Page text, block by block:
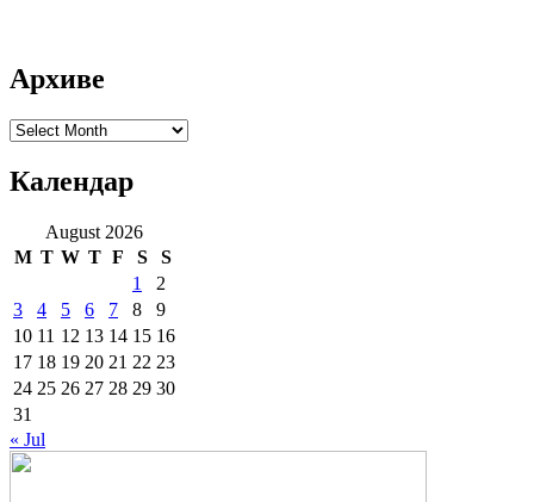
Архиве
Архиве
Календар
August 2026
M T W T F S
S
1
2
3
4 5 6 7 8
9
10 11 12 13 14 15 16
17 18 19 20 21 22 23
24 25 26 27 28 29 30
31
« Jul